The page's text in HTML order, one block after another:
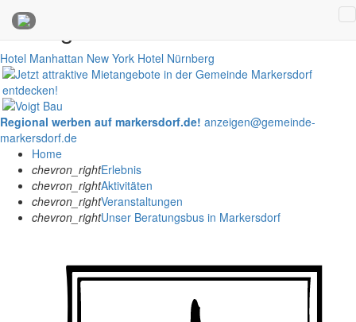
Anzeigen
Hotel Manhattan New York Hotel Nürnberg
Regional werben auf markersdorf.de! anzeigen@gemeinde-
markersdorf.de
Home
chevron_rightErlebnis
chevron_rightAktivitäten
chevron_rightVeranstaltungen
chevron_rightUnser Beratungsbus in Markersdorf